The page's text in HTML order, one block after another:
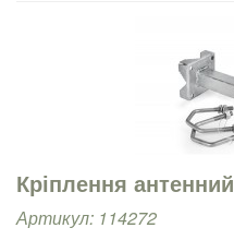
Кріплення
Артикул: 114272